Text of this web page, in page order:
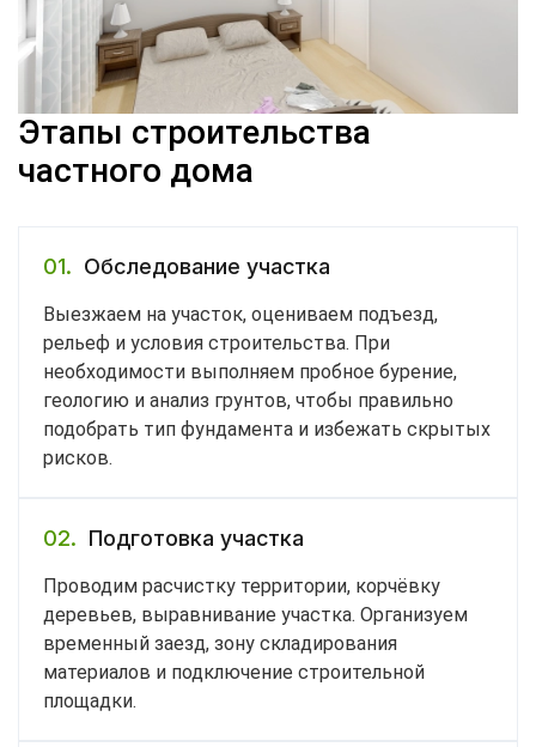
Этапы строительства
частного дома
01. Обследование участка
Выезжаем на участок, оцениваем подъезд,
рельеф и условия строительства. При
необходимости выполняем пробное бурение,
геологию и анализ грунтов, чтобы правильно
подобрать тип фундамента и избежать скрытых
рисков.
02. Подготовка участка
Проводим расчистку территории, корчёвку
деревьев, выравнивание участка. Организуем
временный заезд, зону складирования
материалов и подключение строительной
площадки.